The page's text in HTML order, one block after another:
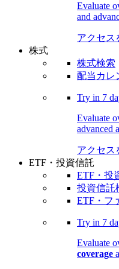
Evaluate
and
アクセス
株式
株式検索
配当カレ
Try in 7
Evaluate
advanced
アクセス
ETF・投資信託
ETF・投
投資信託
ETF・フ
Try in 7
Evaluate
coverage